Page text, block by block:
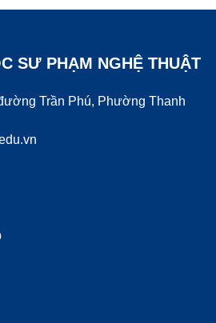
SƯ PHẠM NGHỆ THUẬT
Trần Phú, Phường Thanh